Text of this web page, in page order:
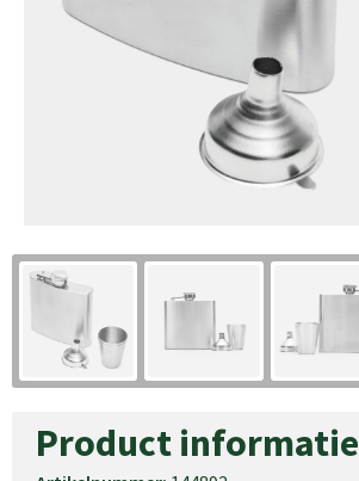
Product informatie